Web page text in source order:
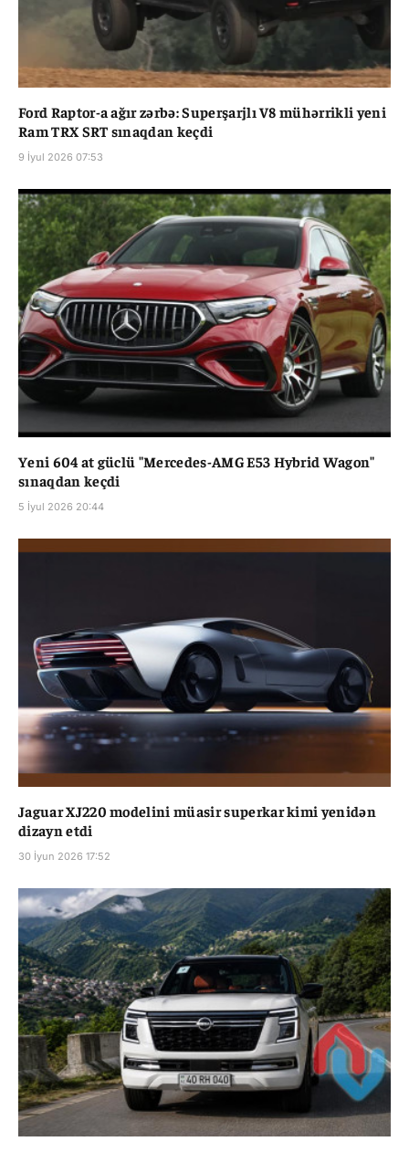
Ford Raptor-a ağır zərbə: Superşarjlı V8 mühərrikli yeni
Ram TRX SRT sınaqdan keçdi
9 İyul 2026 07:53
Yeni 604 at güclü "Mercedes-AMG E53 Hybrid Wagon"
sınaqdan keçdi
5 İyul 2026 20:44
Jaguar XJ220 modelini müasir superkar kimi yenidən
dizayn etdi
30 İyun 2026 17:52